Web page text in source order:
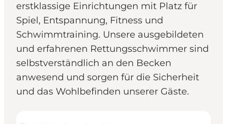
erstklassige Einrichtungen mit Platz für
Spiel, Entspannung, Fitness und
Schwimmtraining. Unsere ausgebildeten
und erfahrenen Rettungsschwimmer sind
selbstverständlich an den Becken
anwesend und sorgen für die Sicherheit
und das Wohlbefinden unserer Gäste.